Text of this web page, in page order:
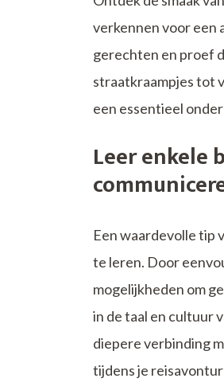
verkennen voor een
gerechten en proef
straatkraampjes tot
een essentieel
Leer enkele
Een waardevolle tip
te leren. Door
mogelijkheden om
in de taal en cultuur
diepere verbinding
tijdens je